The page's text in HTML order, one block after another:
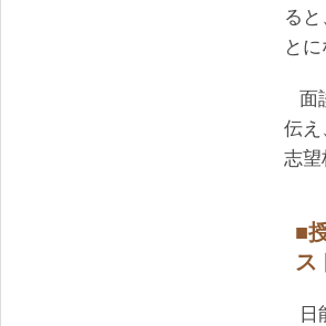
る
とに
面
伝え
志望
■
ス